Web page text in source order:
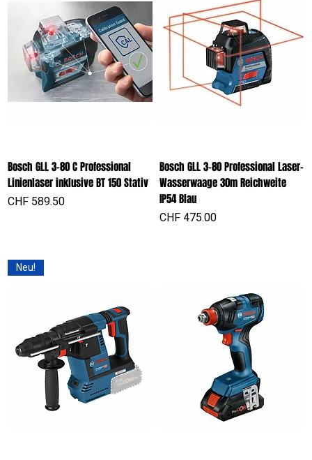
Bosch GLL 3-80 C Professional
Linienlaser inklusive BT 150 Stativ
Preis
CHF 589.50
Bosch GLL 3-80 Professional Laser-
Wasserwaage 30m Reichweite
IP54 Blau
Preis
CHF 475.00
Neu!